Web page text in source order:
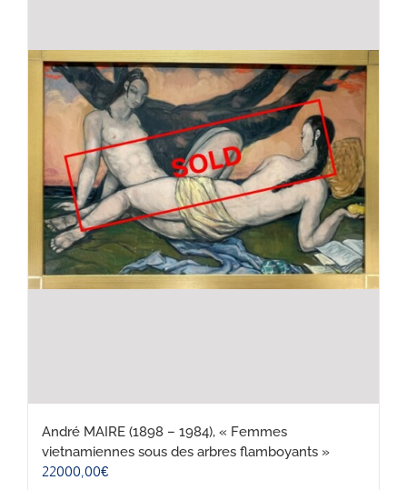
André MAIRE (1898 – 1984), « Femmes
vietnamiennes sous des arbres flamboyants »
22000,00€